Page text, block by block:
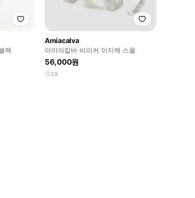
랙
Amiacalva
아미아칼바 비이커 이지백 스몰
56,000원
59